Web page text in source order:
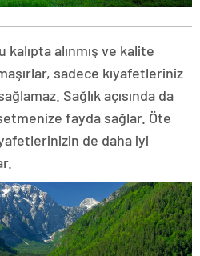
alınmış ve kalite
sadece kıyafetleriniz
Sağlık açısında da
fayda sağlar. Öte
de daha iyi